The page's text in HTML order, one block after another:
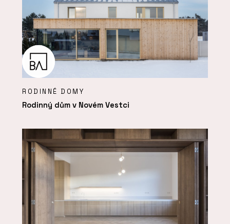
RODINNÉ DOMY
Rodinný dům v Novém Vestci